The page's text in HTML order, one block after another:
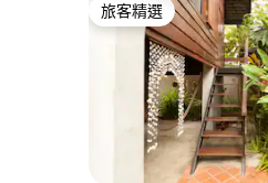
旅客精選
旅客精選